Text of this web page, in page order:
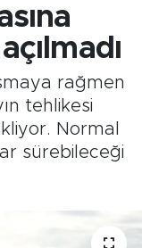
rağmen
tehlikesi
Normal
sürebileceği